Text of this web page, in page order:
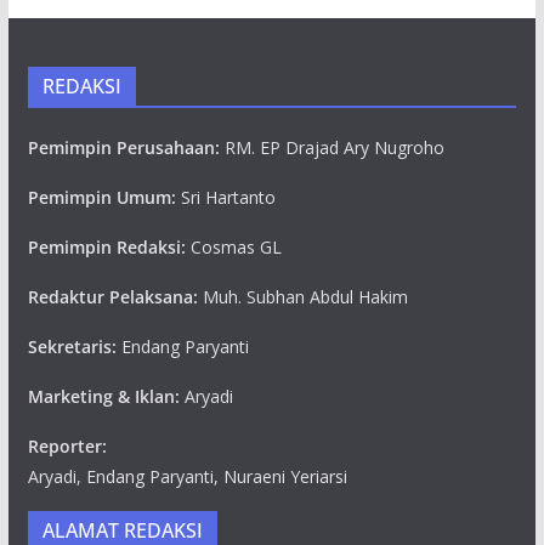
REDAKSI
Pemimpin Perusahaan: RM. EP Drajad Ary Nugroho
Pemimpin Umum: Sri Hartanto
Pemimpin Redaksi: Cosmas GL
Redaktur Pelaksana: Muh. Subhan Abdul Hakim
Sekretaris: Endang Paryanti
Marketing & Iklan: Aryadi
Reporter:
Aryadi, Endang Paryanti, Nuraeni Yeriarsi
ALAMAT REDAKSI